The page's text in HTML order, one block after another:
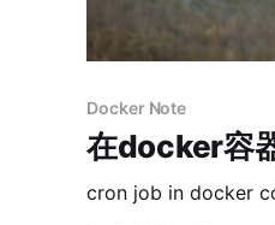
Docker Note
在docker容
cron job in docker